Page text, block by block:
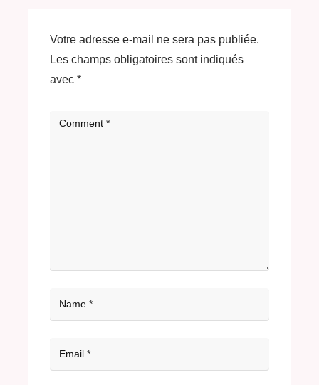
Votre adresse e-mail ne sera pas publiée.
Les champs obligatoires sont indiqués
avec *